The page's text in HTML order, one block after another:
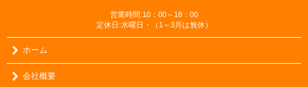
営業時間:10：00～18：00
定休日:水曜日・（1～3月は無休）
ホーム
会社概要